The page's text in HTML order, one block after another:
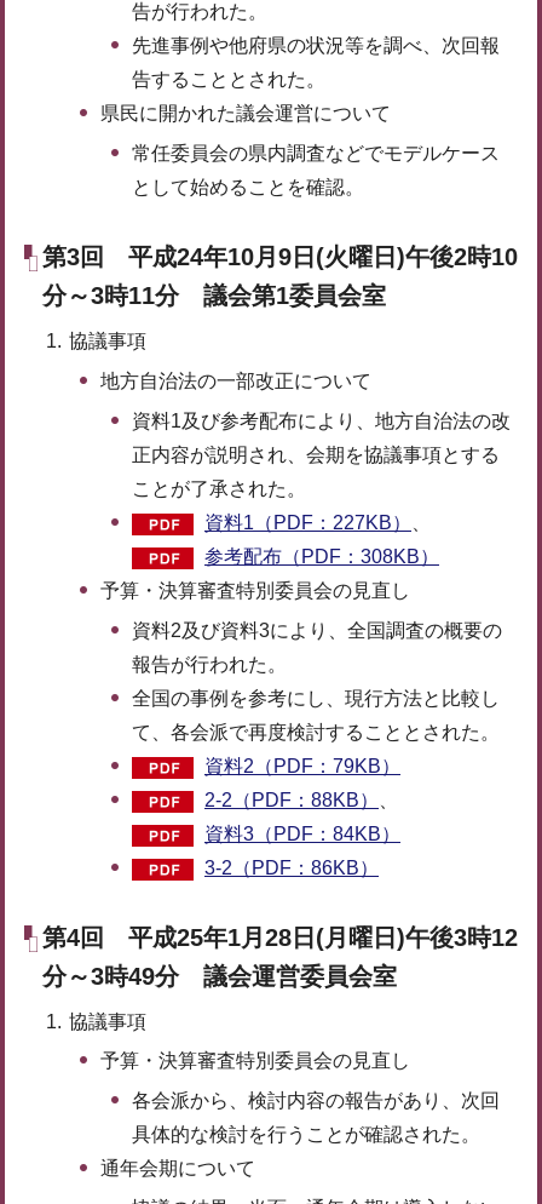
告が行われた。
先進事例や他府県の状況等を調べ、次回報
告することとされた。
県民に開かれた議会運営について
常任委員会の県内調査などでモデルケース
として始めることを確認。
第3回 平成24年10月9日(火曜日)午後2時10
分～3時11分 議会第1委員会室
協議事項
地方自治法の一部改正について
資料1及び参考配布により、地方自治法の改
正内容が説明され、会期を協議事項とする
ことが了承された。
資料1（PDF：227KB）
参考配布（PDF：308KB）
予算・決算審査特別委員会の見直し
資料2及び資料3により、全国調査の概要の
報告が行われた。
全国の事例を参考にし、現行方法と比較し
て、各会派で再度検討することとされた。
資料2（PDF：79KB）
2-2（PDF：88KB）
資料3（PDF：84KB）
3-2（PDF：86KB）
第4回 平成25年1月28日(月曜日)午後3時12
分～3時49分 議会運営委員会室
協議事項
予算・決算審査特別委員会の見直し
各会派から、検討内容の報告があり、次回
具体的な検討を行うことが確認された。
通年会期について